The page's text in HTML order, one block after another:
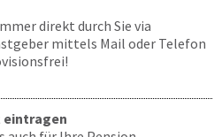
direkt durch Sie via
mittels Mail oder Telefon
eintragen